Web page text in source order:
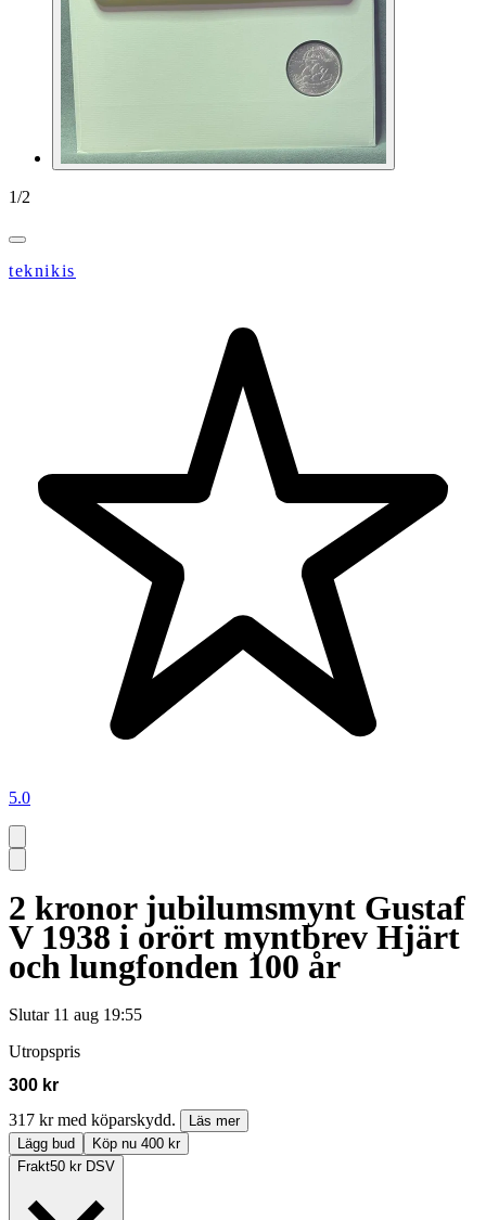
1/2
teknikis
5.0
2 kronor jubilumsmynt Gustaf
V 1938 i orört myntbrev Hjärt
och lungfonden 100 år
Slutar 11 aug 19:55
Utropspris
300 kr
317 kr med köparskydd.
Läs mer
Lägg bud
Köp nu 400 kr
Frakt50 kr DSV